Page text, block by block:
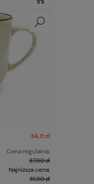
34,11 zł
Cena regularna:
37,90 zł
Najniższa cena:
31,90 zł